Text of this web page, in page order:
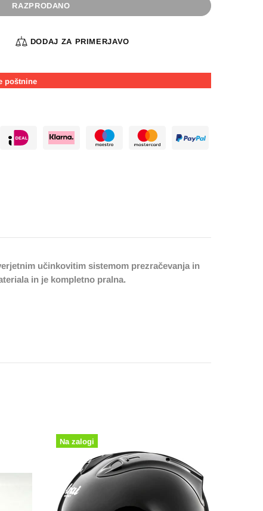
RAZPRODANO
DODAJ ZA PRIMERJAVO
poštnine
učinkovitim sistemom prezračevanja in
in je kompletno pralna.